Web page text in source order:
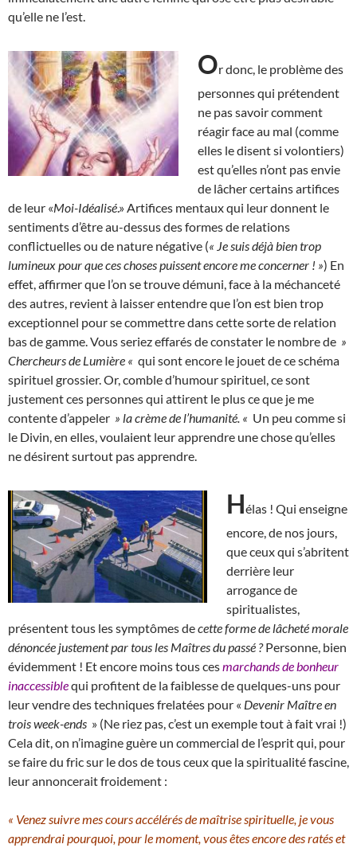
qu’elle ne l’est.
Or donc, le problème des
personnes qui prétendent
ne pas savoir comment
réagir face au mal (comme
elles le disent si volontiers)
est qu’elles n’ont pas envie
de lâcher certains artifices
de leur «Moi-Idéalisé.» Artifices mentaux qui leur donnent le
sentiments d’être au-dessus des formes de relations
conflictuelles ou de nature négative (« Je suis déjà bien trop
lumineux pour que ces choses puissent encore me concerner ! ») En
effet, affirmer que l’on se trouve démuni, face à la méchanceté
des autres, revient à laisser entendre que l’on est bien trop
exceptionnel pour se commettre dans cette sorte de relation
bas de gamme. Vous seriez effarés de constater le nombre de »
Chercheurs de Lumière « qui sont encore le jouet de ce schéma
spirituel grossier. Or, comble d’humour spirituel, ce sont
justement ces personnes qui attirent le plus ce que je me
contente d’appeler » la crème de l’humanité. « Un peu comme si
le Divin, en elles, voulaient leur apprendre une chose qu’elles
ne désirent surtout pas apprendre.
Hélas ! Qui enseigne
encore, de nos jours,
que ceux qui s’abritent
derrière leur
arrogance de
spiritualistes,
présentent tous les symptômes decette forme de lâcheté morale
dénoncée justement par tous les Maîtres du passé ?Personne, bien
évidemment ! Et encore moins tous cesmarchands de bonheur
inaccessiblequi profitent de la faiblesse de quelques-uns pour
leur vendre des techniques frelatées pour « Devenir Maître en
trois week-ends » (Ne riez pas, c’est un exemple tout à fait vrai !)
Cela dit, on n’imagine guère un commercial de l’esprit qui, pour
se faire du fric sur le dos de tous ceux que la spiritualité fascine,
leur annoncerait froidement :
« Venez suivre mes cours accélérés de maîtrise spirituelle, je vous
apprendrai pourquoi, pour le moment, vous êtes encore des ratés et